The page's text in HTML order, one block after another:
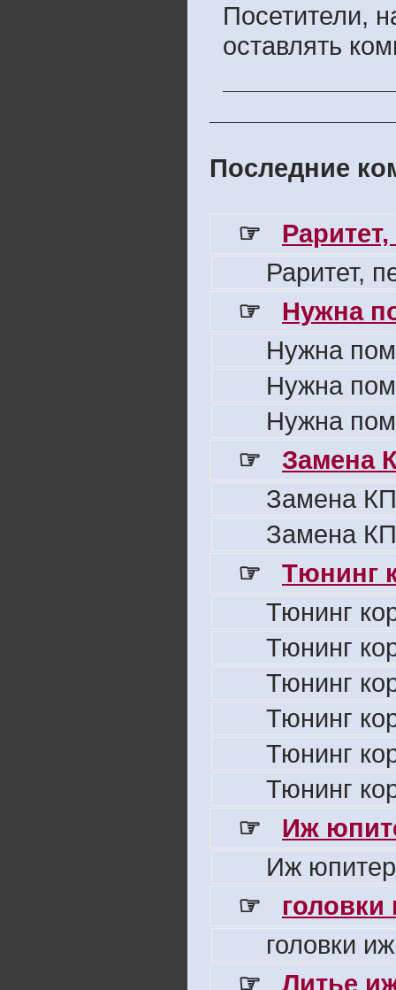
Посетители,
оставлять
Последние
☞
Раритет,
☞
Нужна
Нужна
Нужна
Нужна
☞
Замена
Замена
Замена
☞
Тюнинг
Тюнинг
Тюнинг
Тюнинг
Тюнинг
Тюнинг
Тюнинг
☞
Иж
Иж
☞
головки
☞
Литье